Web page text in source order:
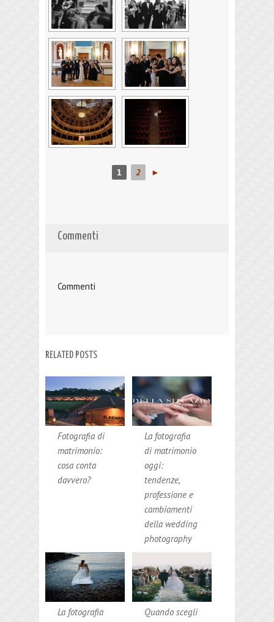
1 2 ►
Commenti
Commenti
RELATED POSTS
Fotografia di
matrimonio:
cosa conta
davvero?
La fotografia
di matrimonio
oggi:
tendenze,
professione e
cambiamenti
della wedding
photography
La fotografia
Quando scegli